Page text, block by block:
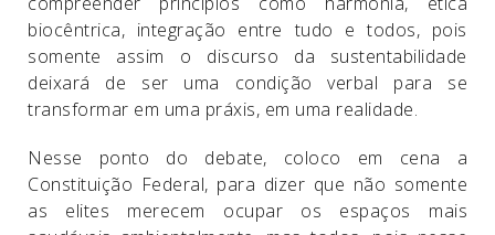
biocêntrica, integração entre tudo e todos, pois
somente assim o discurso da sustentabilidade
deixará de ser uma condição verbal para se
transformar em uma práxis, em uma realidade.
Nesse ponto do debate, coloco em cena a
Constituição Federal, para dizer que não somente
as elites merecem ocupar os espaços mais